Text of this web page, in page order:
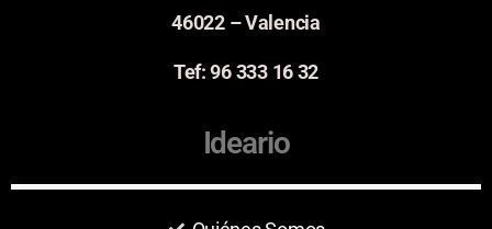
46022 – Valencia
Tef: 96 333 16 32
Ideario